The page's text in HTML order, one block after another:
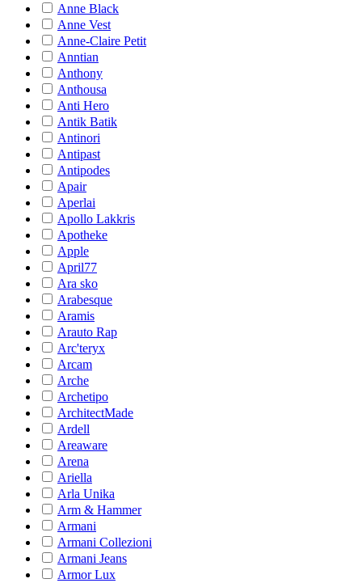
Anne Black
Anne Vest
Anne-Claire Petit
Anntian
Anthony
Anthousa
Anti Hero
Antik Batik
Antinori
Antipast
Antipodes
Apair
Aperlai
Apollo Lakkris
Apotheke
Apple
April77
Ara sko
Arabesque
Aramis
Arauto Rap
Arc'teryx
Arcam
Arche
Archetipo
ArchitectMade
Ardell
Areaware
Arena
Ariella
Arla Unika
Arm & Hammer
Armani
Armani Collezioni
Armani Jeans
Armor Lux